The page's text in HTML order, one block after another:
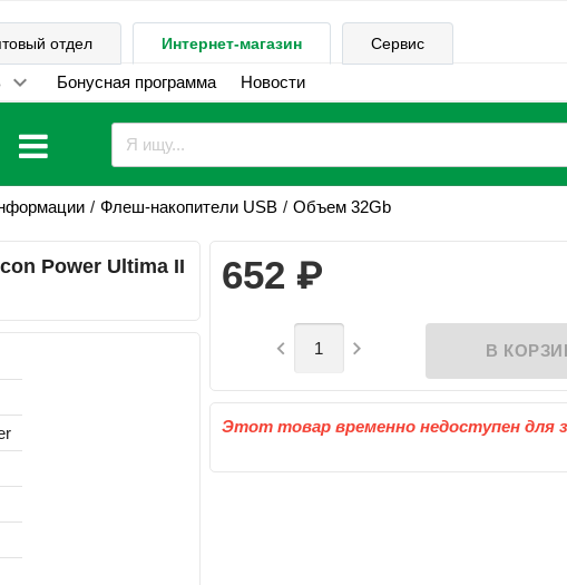
отдел Интернет-магазин Сервис
Бонусная программа Новости
Флеш-накопители USB Объем 32Gb
Power Ultima II
652 ₽
 
Этот товар временно недоступен для